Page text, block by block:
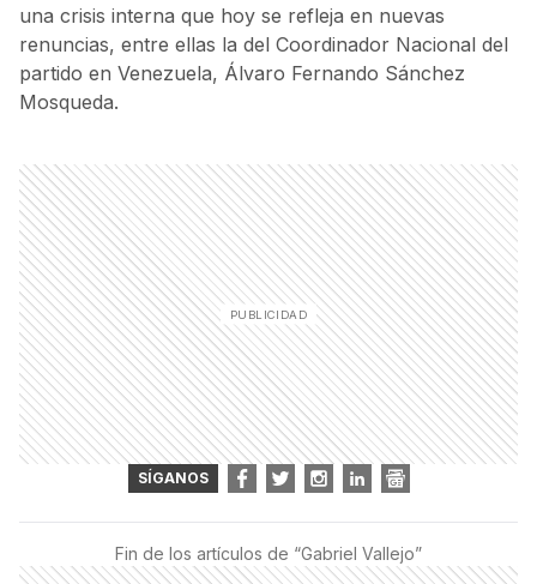
una crisis interna que hoy se refleja en nuevas
renuncias, entre ellas la del Coordinador Nacional del
partido en Venezuela, Álvaro Fernando Sánchez
Mosqueda.
SÍGANOS
Fin de los artículos de “Gabriel Vallejo”